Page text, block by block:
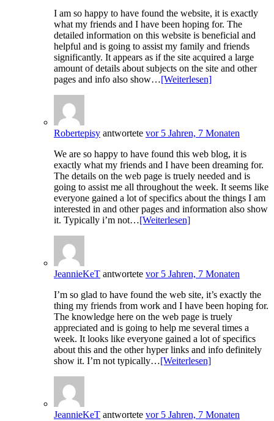
I am so happy to have found the website, it is exactly
what my friends and I have been hoping for. The
detailed information on this website is beneficial and
helpful and is going to assist my family and friends
significantly. It appears as if the site acquired a large
amount of details about subjects on the site and other
pages and info also show…[Weiterlesen]
Robertepisy antwortete vor 5 Jahren, 7 Monaten
We are so happy to have found this web blog, it is
exactly what my friends and I have been dreaming for.
The details on the web page is truely needed and is
going to assist me all throughout the week. It seems like
everyone gained a lot of specifics about the things I am
interested in and other pages and information also show
it. Typically i’m not…[Weiterlesen]
JeannieKeT antwortete vor 5 Jahren, 7 Monaten
I’m so glad to have found the web site, it’s exactly the
thing my friends from work and I have been hoping for.
The knowledge here on the web page is truely
appreciated and is going to help me several times a
week. It looks like everyone gained a lot of specifics
about this and the other hyper links and info definitely
show it. I’m not typically…[Weiterlesen]
JeannieKeT antwortete vor 5 Jahren, 7 Monaten